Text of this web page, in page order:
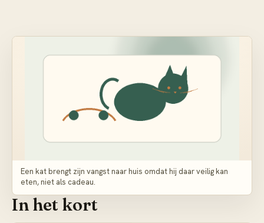
Een kat brengt zijn vangst naar huis omdat hij daar veilig kan
eten, niet als cadeau.
In het kort